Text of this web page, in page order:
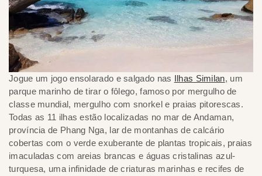
Jogue um jogo ensolarado e salgado nas Ilhas Similan, um
parque marinho de tirar o fôlego, famoso por mergulho de
classe mundial, mergulho com snorkel e praias pitorescas.
Todas as 11 ilhas estão localizadas no mar de Andaman,
província de Phang Nga, lar de montanhas de calcário
cobertas com o verde exuberante de plantas tropicais, praias
imaculadas com areias brancas e águas cristalinas azul-
turquesa, uma infinidade de criaturas marinhas e recifes de